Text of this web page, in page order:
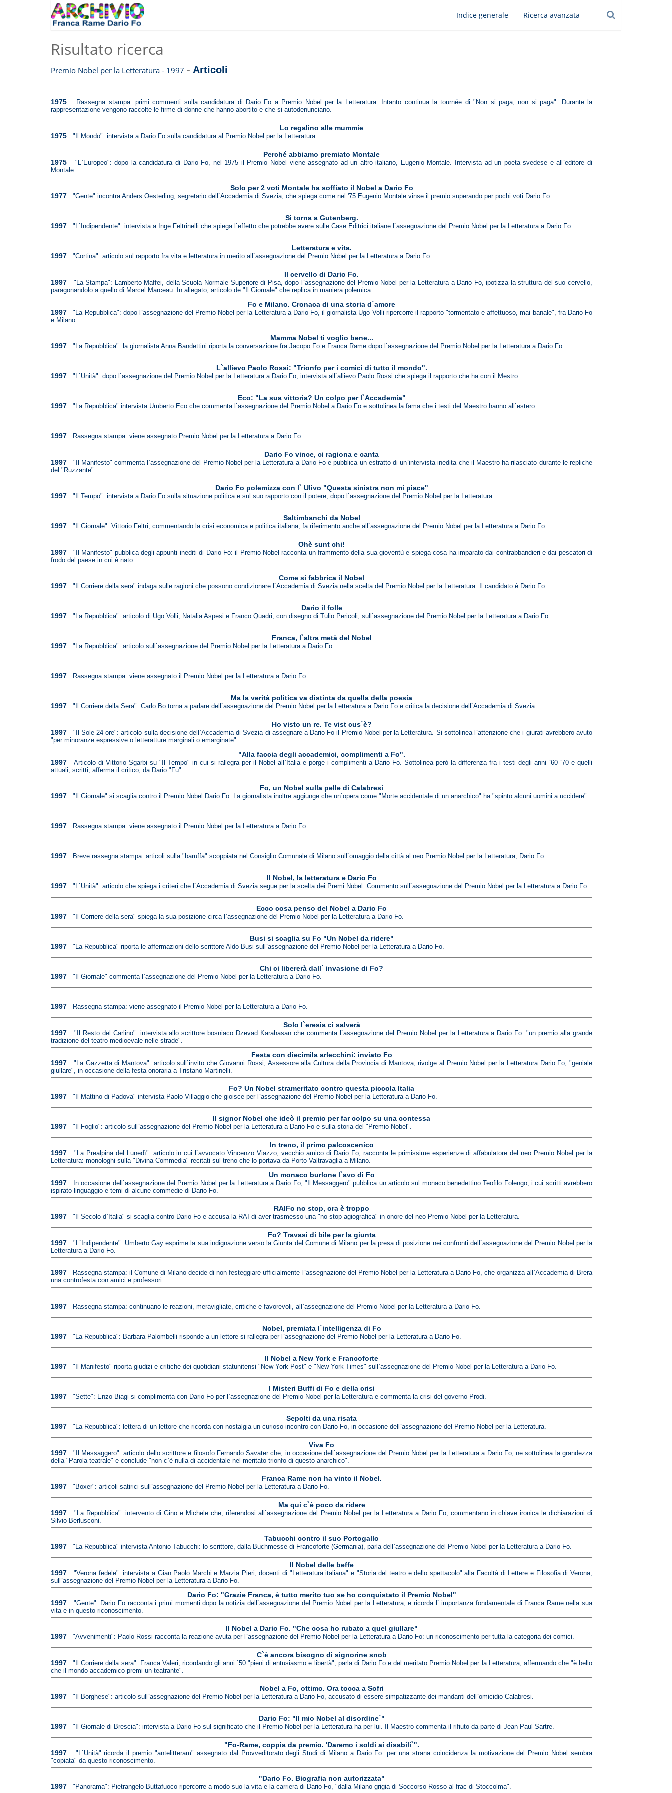
Indice generale Ricerca avanzata
Risultato ricerca
Premio Nobel per la Letteratura - 1997 - Articoli
1975
Rassegna stampa: primi commenti sulla candidatura di Dario Fo a Premio Nobel per la Letteratura. Intanto continua la tournée di "Non si paga, non si paga". Durante la
rappresentazione vengono raccolte le firme di donne che hanno abortito e che si autodenunciano.
Lo regalino alle mummie
1975
"Il Mondo": intervista a Dario Fo sulla candidatura al Premio Nobel per la Letteratura.
Perché abbiamo premiato Montale
1975
"L`Europeo": dopo la candidatura di Dario Fo, nel 1975 il Premio Nobel viene assegnato ad un altro italiano, Eugenio Montale. Intervista ad un poeta svedese e all`editore di
Montale.
Solo per 2 voti Montale ha soffiato il Nobel a Dario Fo
1977
"Gente" incontra Anders Oesterling, segretario dell`Accademia di Svezia, che spiega come nel '75 Eugenio Montale vinse il premio superando per pochi voti Dario Fo.
Si torna a Gutenberg.
1997
"L`Indipendente": intervista a Inge Feltrinelli che spiega l`effetto che potrebbe avere sulle Case Editrici italiane l`assegnazione del Premio Nobel per la Letteratura a Dario Fo.
Letteratura e vita.
1997
"Cortina": articolo sul rapporto fra vita e letteratura in merito all`assegnazione del Premio Nobel per la Letteratura a Dario Fo.
Il cervello di Dario Fo.
1997
"La Stampa": Lamberto Maffei, della Scuola Normale Superiore di Pisa, dopo l`assegnazione del Premio Nobel per la Letteratura a Dario Fo, ipotizza la struttura del suo cervello,
paragonandolo a quello di Marcel Marceau. In allegato, articolo de "Il Giornale" che replica in maniera polemica.
Fo e Milano. Cronaca di una storia d`amore
1997
"La Repubblica": dopo l`assegnazione del Premio Nobel per la Letteratura a Dario Fo, il giornalista Ugo Volli ripercorre il rapporto "tormentato e affettuoso, mai banale", fra Dario Fo
e Milano.
Mamma Nobel ti voglio bene...
1997
"La Repubblica": la giornalista Anna Bandettini riporta la conversazione fra Jacopo Fo e Franca Rame dopo l`assegnazione del Premio Nobel per la Letteratura a Dario Fo.
L`allievo Paolo Rossi: "Trionfo per i comici di tutto il mondo".
1997
"L`Unità": dopo l`assegnazione del Premio Nobel per la Letteratura a Dario Fo, intervista all`allievo Paolo Rossi che spiega il rapporto che ha con il Mestro.
Eco: "La sua vittoria? Un colpo per l`Accademia"
1997
"La Repubblica" intervista Umberto Eco che commenta l`assegnazione del Premio Nobel a Dario Fo e sottolinea la fama che i testi del Maestro hanno all`estero.
1997 Rassegna stampa: viene assegnato Premio Nobel per la Letteratura a Dario Fo.
Dario Fo vince, ci ragiona e canta
1997
"Il Manifesto" commenta l`assegnazione del Premio Nobel per la Letteratura a Dario Fo e pubblica un estratto di un`intervista inedita che il Maestro ha rilasciato durante le repliche
del "Ruzzante".
Dario Fo polemizza con l` Ulivo "Questa sinistra non mi piace"
1997
"Il Tempo": intervista a Dario Fo sulla situazione politica e sul suo rapporto con il potere, dopo l`assegnazione del Premio Nobel per la Letteratura.
Saltimbanchi da Nobel
1997
"Il Giornale": Vittorio Feltri, commentando la crisi economica e politica italiana, fa riferimento anche all`assegnazione del Premio Nobel per la Letteratura a Dario Fo.
Ohè sunt chi!
1997
"Il Manifesto" pubblica degli appunti inediti di Dario Fo: il Premio Nobel racconta un frammento della sua gioventù e spiega cosa ha imparato dai contrabbandieri e dai pescatori di
frodo del paese in cui è nato.
Come si fabbrica il Nobel
1997
"Il Corriere della sera" indaga sulle ragioni che possono condizionare l`Accademia di Svezia nella scelta del Premio Nobel per la Letteratura. Il candidato è Dario Fo.
Dario il folle
1997
"La Repubblica": articolo di Ugo Volli, Natalia Aspesi e Franco Quadri, con disegno di Tulio Pericoli, sull`assegnazione del Premio Nobel per la Letteratura a Dario Fo.
Franca, l`altra metà del Nobel
1997
"La Repubblica": articolo sull`assegnazione del Premio Nobel per la Letteratura a Dario Fo.
1997 Rassegna stampa: viene assegnato il Premio Nobel per la Letteratura a Dario Fo.
Ma la verità politica va distinta da quella della poesia
1997
"Il Corriere della Sera": Carlo Bo torna a parlare dell`assegnazione del Premio Nobel per la Letteratura a Dario Fo e critica la decisione dell`Accademia di Svezia.
Ho visto un re. Te vist cus`è?
1997
"Il Sole 24 ore": articolo sulla decisione dell`Accademia di Svezia di assegnare a Dario Fo il Premio Nobel per la Letteratura. Si sottolinea l`attenzione che i giurati avrebbero avuto
"per minoranze espressive o letteratture marginali o emarginate".
"Alla faccia degli accademici, complimenti a Fo".
1997
Articolo di Vittorio Sgarbi su "Il Tempo" in cui si rallegra per il Nobel all`Italia e porge i complimenti a Dario Fo. Sottolinea però la differenza fra i testi degli anni `60-`70 e quelli
attuali, scritti, afferma il critico, da Dario "Fu".
Fo, un Nobel sulla pelle di Calabresi
1997
"Il Giornale" si scaglia contro il Premio Nobel Dario Fo. La giornalista inoltre aggiunge che un`opera come "Morte accidentale di un anarchico" ha "spinto alcuni uomini a uccidere".
1997 Rassegna stampa: viene assegnato il Premio Nobel per la Letteratura a Dario Fo.
1997 Breve rassegna stampa: articoli sulla "baruffa" scoppiata nel Consiglio Comunale di Milano sull`omaggio della città al neo Premio Nobel per la Letteratura, Dario Fo.
Il Nobel, la letteratura e Dario Fo
1997
"L`Unità": articolo che spiega i criteri che l`Accademia di Svezia segue per la scelta dei Premi Nobel. Commento sull`assegnazione del Premio Nobel per la Letteratura a Dario Fo.
Ecco cosa penso del Nobel a Dario Fo
1997
"Il Corriere della sera" spiega la sua posizione circa l`assegnazione del Premio Nobel per la Letteratura a Dario Fo.
Busi si scaglia su Fo "Un Nobel da ridere"
1997
"La Repubblica" riporta le affermazioni dello scrittore Aldo Busi sull`assegnazione del Premio Nobel per la Letteratura a Dario Fo.
Chi ci libererà dall` invasione di Fo?
1997
"Il Giornale" commenta l`assegnazione del Premio Nobel per la Letteratura a Dario Fo.
1997 Rassegna stampa: viene assegnato il Premio Nobel per la Letteratura a Dario Fo.
Solo l`eresia ci salverà
1997
"Il Resto del Carlino": intervista allo scrittore bosniaco Dzevad Karahasan che commenta l`assegnazione del Premio Nobel per la Letteratura a Dario Fo: "un premio alla grande
tradizione del teatro medioevale nelle strade".
Festa con diecimila arlecchini: inviato Fo
1997
"La Gazzetta di Mantova": articolo sull`invito che Giovanni Rossi, Assessore alla Cultura della Provincia di Mantova, rivolge al Premio Nobel per la Letteratura Dario Fo, "geniale
giullare", in occasione della festa onoraria a Tristano Martinelli.
Fo? Un Nobel strameritato contro questa piccola Italia
1997
"Il Mattino di Padova" intervista Paolo Villaggio che gioisce per l`assegnazione del Premio Nobel per la Letteratura a Dario Fo.
Il signor Nobel che ideò il premio per far colpo su una contessa
1997
"Il Foglio": articolo sull`assegnazione del Premio Nobel per la Letteratura a Dario Fo e sulla storia del "Premio Nobel".
In treno, il primo palcoscenico
1997
"La Prealpina del Lunedì": articolo in cui l`avvocato Vincenzo Viazzo, vecchio amico di Dario Fo, racconta le primissime esperienze di affabulatore del neo Premio Nobel per la
Letteratura: monologhi sulla "Divina Commedia" recitati sul treno che lo portava da Porto Valtravaglia a Milano.
Un monaco burlone l`avo di Fo
1997
In occasione dell`assegnazione del Premio Nobel per la Letteratura a Dario Fo, "Il Messaggero" pubblica un articolo sul monaco benedettino Teofilo Folengo, i cui scritti avrebbero
ispirato linguaggio e temi di alcune commedie di Dario Fo.
RAIFo no stop, ora è troppo
1997
"Il Secolo d`Italia" si scaglia contro Dario Fo e accusa la RAI di aver trasmesso una "no stop agiografica" in onore del neo Premio Nobel per la Letteratura.
Fo? Travasi di bile per la giunta
1997
"L`Indipendente": Umberto Gay esprime la sua indignazione verso la Giunta del Comune di Milano per la presa di posizione nei confronti dell`assegnazione del Premio Nobel per la
Letteratura a Dario Fo.
1997
Rassegna stampa: il Comune di Milano decide di non festeggiare ufficialmente l`assegnazione del Premio Nobel per la Letteratura a Dario Fo, che organizza all`Accademia di Brera
una controfesta con amici e professori.
1997 Rassegna stampa: continuano le reazioni, meravigliate, critiche e favorevoli, all`assegnazione del Premio Nobel per la Letteratura a Dario Fo.
Nobel, premiata l`intelligenza di Fo
1997
"La Repubblica": Barbara Palombelli risponde a un lettore si rallegra per l`assegnazione del Premio Nobel per la Letteratura a Dario Fo.
Il Nobel a New York e Francoforte
1997
"Il Manifesto" riporta giudizi e critiche dei quotidiani statunitensi "New York Post" e "New York Times" sull`assegnazione del Premio Nobel per la Letteratura a Dario Fo.
I Misteri Buffi di Fo e della crisi
1997
"Sette": Enzo Biagi si complimenta con Dario Fo per l`assegnazione del Premio Nobel per la Letteratura e commenta la crisi del governo Prodi.
Sepolti da una risata
1997
"La Repubblica": lettera di un lettore che ricorda con nostalgia un curioso incontro con Dario Fo, in occasione dell`assegnazione del Premio Nobel per la Letteratura.
Viva Fo
1997
"Il Messaggero": articolo dello scrittore e filosofo Fernando Savater che, in occasione dell`assegnazione del Premio Nobel per la Letteratura a Dario Fo, ne sottolinea la grandezza
della "Parola teatrale" e conclude "non c`è nulla di accidentale nel meritato trionfo di questo anarchico".
Franca Rame non ha vinto il Nobel.
1997
"Boxer": articoli satirici sull`assegnazione del Premio Nobel per la Letteratura a Dario Fo.
Ma qui c`è poco da ridere
1997
"La Repubblica": intervento di Gino e Michele che, riferendosi all`assegnazione del Premio Nobel per la Letteratura a Dario Fo, commentano in chiave ironica le dichiarazioni di
Silvio Berlusconi.
Tabucchi contro il suo Portogallo
1997
"La Repubblica" intervista Antonio Tabucchi: lo scrittore, dalla Buchmesse di Francoforte (Germania), parla dell`assegnazione del Premio Nobel per la Letteratura a Dario Fo.
Il Nobel delle beffe
1997
"Verona fedele": intervista a Gian Paolo Marchi e Marzia Pieri, docenti di "Letteratura italiana" e "Storia del teatro e dello spettacolo" alla Facoltà di Lettere e Filosofia di Verona,
sull`assegnazione del Premio Nobel per la Letteratura a Dario Fo.
Dario Fo: "Grazie Franca, è tutto merito tuo se ho conquistato il Premio Nobel"
1997
"Gente": Dario Fo racconta i primi momenti dopo la notizia dell`assegnazione del Premio Nobel per la Letteratura, e ricorda l` importanza fondamentale di Franca Rame nella sua
vita e in questo riconoscimento.
Il Nobel a Dario Fo. "Che cosa ho rubato a quel giullare"
1997
"Avvenimenti": Paolo Rossi racconta la reazione avuta per l`assegnazione del Premio Nobel per la Letteratura a Dario Fo: un riconoscimento per tutta la categoria dei comici.
C`è ancora bisogno di signorine snob
1997
"Il Corriere della sera": Franca Valeri, ricordando gli anni `50 "pieni di entusiasmo e libertà", parla di Dario Fo e del meritato Premio Nobel per la Letteratura, affermando che "è bello
che il mondo accademico premi un teatrante".
Nobel a Fo, ottimo. Ora tocca a Sofri
1997
"Il Borghese": articolo sull`assegnazione del Premio Nobel per la Letteratura a Dario Fo, accusato di essere simpatizzante dei mandanti dell`omicidio Calabresi.
Dario Fo: "Il mio Nobel al disordine`"
1997
"Il Giornale di Brescia": intervista a Dario Fo sul significato che il Premio Nobel per la Letteratura ha per lui. Il Maestro commenta il rifiuto da parte di Jean Paul Sartre.
"Fo-Rame, coppia da premio. 'Daremo i soldi ai disabili`".
1997
"L`Unità" ricorda il premio "antelitteram" assegnato dal Provveditorato degli Studi di Milano a Dario Fo: per una strana coincidenza la motivazione del Premio Nobel sembra
"copiata" da questo riconoscimento.
"Dario Fo. Biografia non autorizzata"
1997
"Panorama": Pietrangelo Buttafuoco ripercorre a modo suo la vita e la carriera di Dario Fo, "dalla Milano grigia di Soccorso Rosso al frac di Stoccolma".